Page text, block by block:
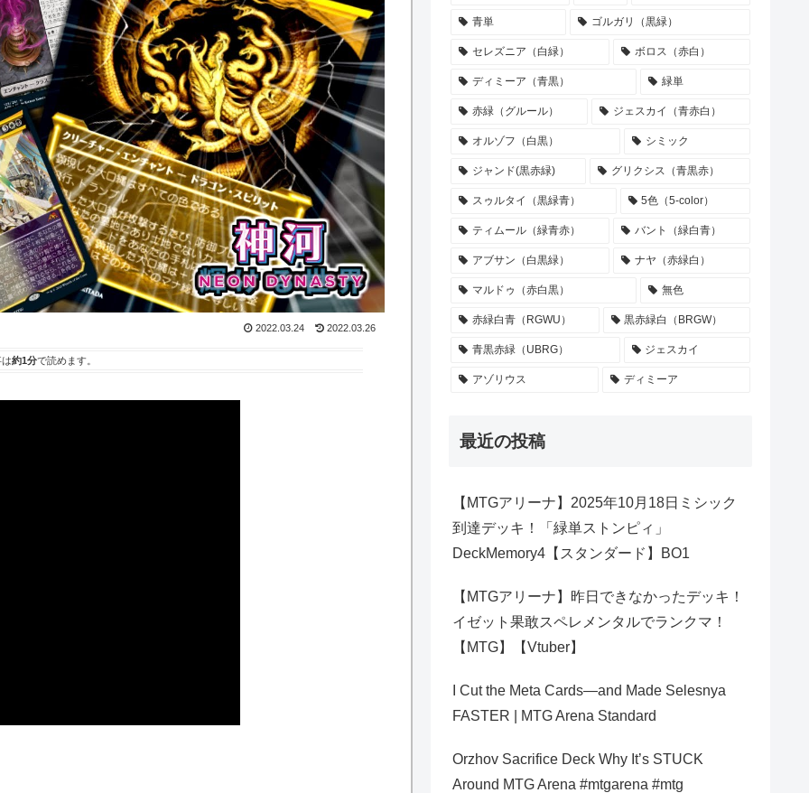
2022.03.24 2022.03.26
約1分で読めます。
青単 ゴルガリ（黒緑）
セレズニア（白緑） ボロス（赤白）
ディミーア（青黒） 緑単
赤緑（グルール） ジェスカイ（青赤白）
オルゾフ（白黒） シミック
ジャンド(黒赤緑) グリクシス（青黒赤）
スゥルタイ（黒緑青） 5色（5-color）
ティムール（緑青赤） バント（緑白青）
アブサン（白黒緑） ナヤ（赤緑白）
マルドゥ（赤白黒） 無色
赤緑白青（RGWU） 黒赤緑白（BRGW）
青黒赤緑（UBRG） ジェスカイ
アゾリウス ディミーア
最近の投稿
【MTGアリーナ】2025年10月18日ミシック
到達デッキ！「緑単ストンピィ」
DeckMemory4【スタンダード】BO1
【MTGアリーナ】昨日できなかったデッキ！
イゼット果敢スペレメンタルでランクマ！
【MTG】【Vtuber】
I Cut the Meta Cards—and Made Selesnya
FASTER | MTG Arena Standard
Orzhov Sacrifice Deck Why It’s STUCK
Around MTG Arena #mtgarena #mtg